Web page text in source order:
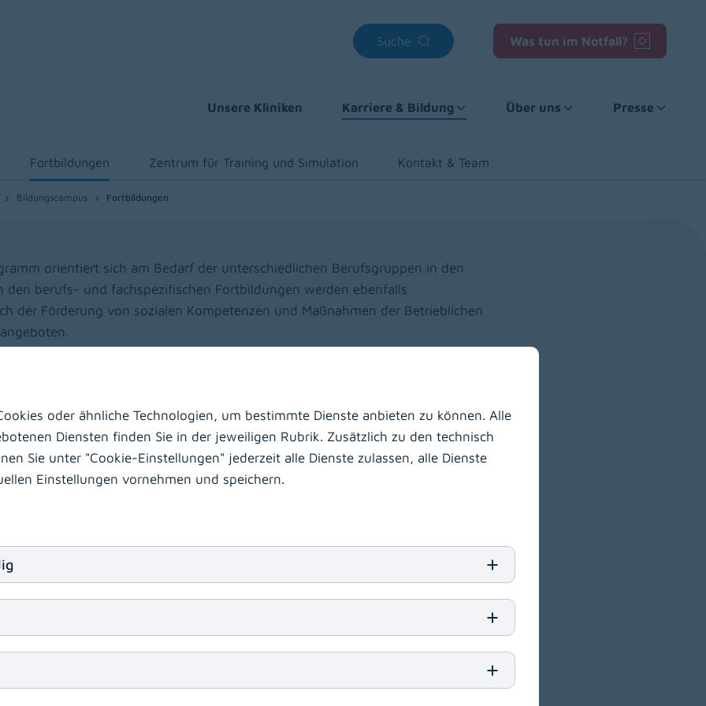
Suche Was tun im Notfall?
Unsere Kliniken Karriere & Bildung Über uns Presse
Fortbildungen Zentrum für Training und Simulation Kontakt & Team
Bildungscampus Fortbildungen
orientiert sich am Bedarf der unterschiedlichen Berufsgruppen in den
den berufs- und fachspezifischen Fortbildungen werden ebenfalls
der Förderung von sozialen Kompetenzen und Maßnahmen der Betrieblichen
Unser Jahresprogramm 2026
Life-Support- und ICDL-Kursen: Das KABEG Bildungscampus
Weiterbildungsmöglichkeiten für Mitarbeiter:innen der KABEG an!
oder ähnliche Technologien, um bestimmte Dienste anbieten zu können. Alle
Diensten finden Sie in der jeweiligen Rubrik. Zusätzlich zu den technisch
Sie unter "Cookie-Einstellungen" jederzeit alle Dienste zulassen, alle Dienste
Einstellungen vornehmen und speichern.